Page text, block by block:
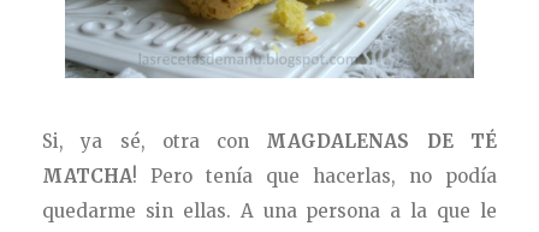
Si, ya sé, otra con MAGDALENAS DE TÉ
MATCHA! Pero tenía que hacerlas, no podía
quedarme sin ellas. A una persona a la que le